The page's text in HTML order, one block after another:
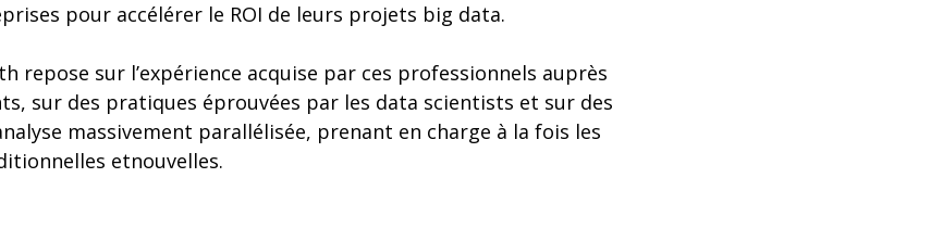
pour accélérer le ROI de leurs projets big data.
repose sur l’expérience acquise par ces professionnels auprès
sur des pratiques éprouvées par les data scientists et sur des
massivement parallélisée, prenant en charge à la fois les
etnouvelles.